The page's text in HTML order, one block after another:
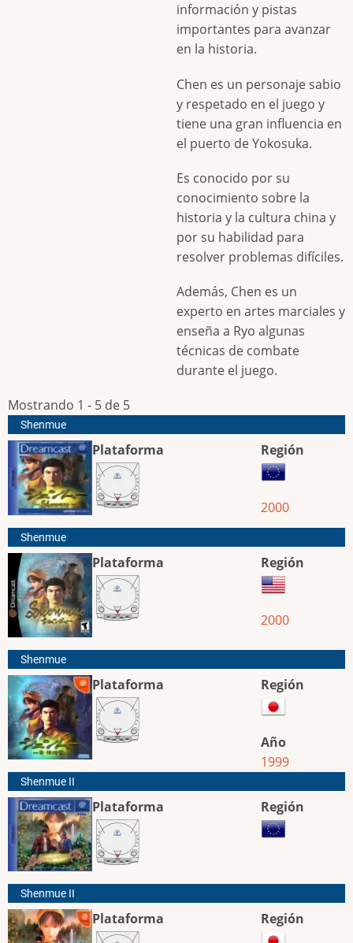
información y pistas
importantes para avanzar
en la historia.
Chen es un personaje sabio
y respetado en el juego y
tiene una gran influencia en
el puerto de Yokosuka.
Es conocido por su
conocimiento sobre la
historia y la cultura china y
por su habilidad para
resolver problemas difíciles.
Además, Chen es un
experto en artes marciales y
enseña a Ryo algunas
técnicas de combate
durante el juego.
Mostrando 1 - 5 de 5
Shenmue
Plataforma Región
2000
Shenmue
Plataforma Región
2000
Shenmue
Plataforma Región
Año
1999
Shenmue II
Plataforma Región
Shenmue II
Plataforma Región